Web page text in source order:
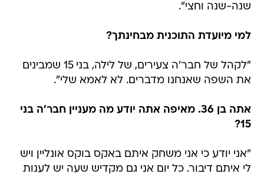
שנה-שנה וחצי".
למי מיועדת התוכנית מבחינתך?
"לקהל של חבר'ה צעירים, של לילה, בני 15 שמבינים
את השפה שאנחנו מדברים. לא לאמא שלי".
אתה בן 36. מאיפה אתה יודע מה מעניין חבר'ה בני
15?
"אני יודע כי אני משחק איתם באקס בוקס אונליין ויש
לי איתם דיבור. כל יום אני גם מקדיש שעה יש לענות